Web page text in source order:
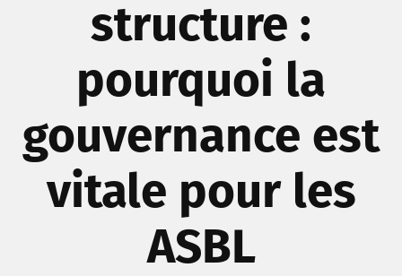
structure :
pourquoi la
gouvernance est
vitale pour les
ASBL